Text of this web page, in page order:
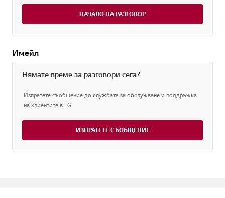
НАЧАЛО НА РАЗГОВОР
Имейл
Нямате време за разговори сега?
Изпратете съобщение до службата за обслужване и поддръжка
на клиентите в LG.
ИЗПРАТЕТЕ СЪОБЩЕНИЕ